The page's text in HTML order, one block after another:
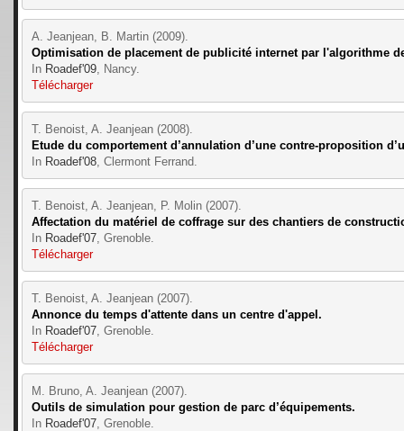
A. Jeanjean, B. Martin (2009).
Optimisation de placement de publicité internet par l'algorithme
In Roadef'09, Nancy.
Télécharger
T. Benoist, A. Jeanjean (2008).
Etude du comportement d’annulation d’une contre-proposition
In Roadef'08, Clermont Ferrand.
T. Benoist, A. Jeanjean, P. Molin (2007).
Affectation du matériel de coffrage sur des chantiers de
In Roadef'07, Grenoble.
Télécharger
T. Benoist, A. Jeanjean (2007).
Annonce du temps d'attente dans un centre d'appel.
In Roadef'07, Grenoble.
Télécharger
M. Bruno, A. Jeanjean (2007).
Outils de simulation pour gestion de parc d’équipements.
In Roadef'07, Grenoble.